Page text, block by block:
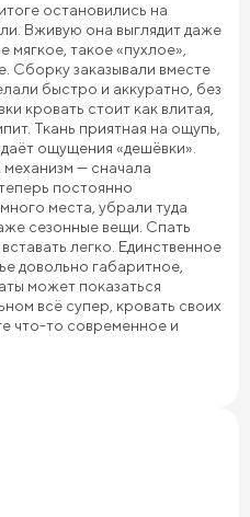
остановились на
Вживую она выглядит даже
мягкое, такое «пухлое»,
Сборку заказывали вместе
быстро и аккуратно, без
кровать стоит как влитая,
Ткань приятная на ощупь,
ощущения «дешёвки».
— сначала
постоянно
места, убрали туда
сезонные вещи. Спать
легко. Единственное
довольно габаритное,
может показаться
всё супер, кровать своих
что-то современное и